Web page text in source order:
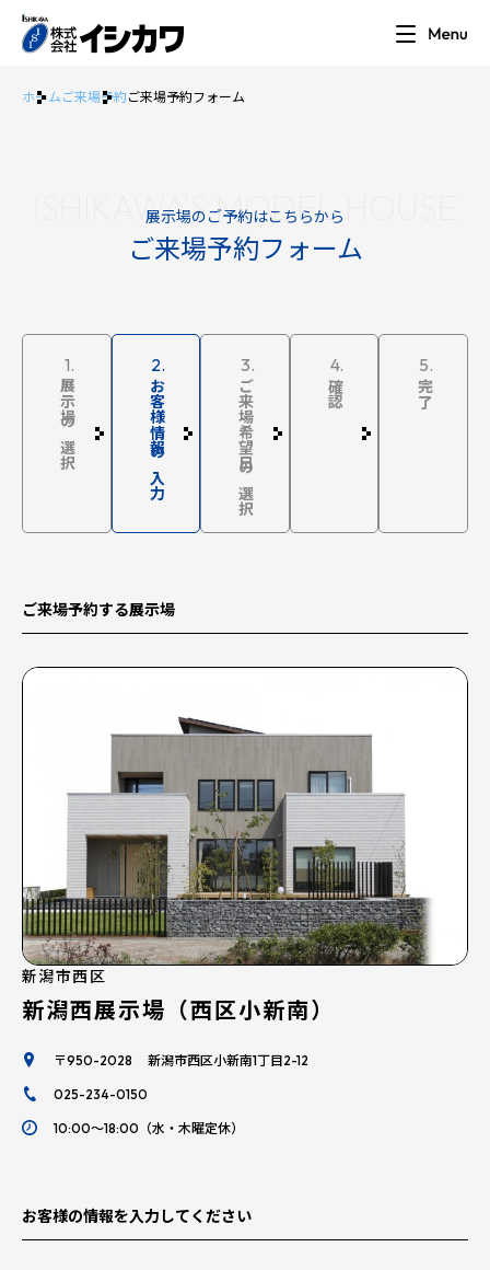
ホーム ご来場予約 ご来場予約フォーム
ISHIKAWA'S MODEL HOUSE
展示場のご予約はこちらから
ご来場予約フォーム
1.
展示場の選択
2.
お客様情報の入力
3.
ご来場希望日の選択
4.
確認
5.
完了
ご来場予約する展示場
新潟市西区
新潟西展示場（西区小新南）
〒950-2028 新潟市西区小新南1丁目2-12
025-234-0150
10:00～18:00（水・木曜定休）
お客様の情報を入力してください